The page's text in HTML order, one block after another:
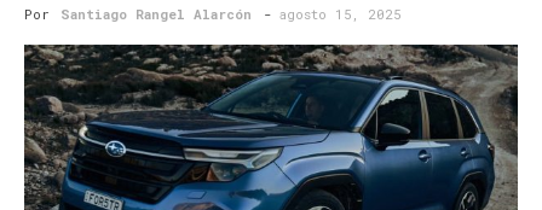
Por Santiago Rangel Alarcón - agosto 15, 2025